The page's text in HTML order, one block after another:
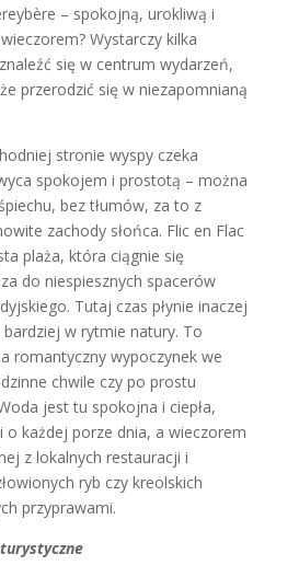
– spokojną, urokliwą i
Wystarczy kilka
się w centrum wydarzeń,
przerodzić się w niezapomnianą
stronie wyspy czeka
spokojem i prostotą – można
bez tłumów, za to z
zachody słońca. Flic en Flac
plaża, która ciągnie się
do niespiesznych spacerów
Tutaj czas płynie inaczej
bardziej w rytmie natury. To
romantyczny wypoczynek we
chwile czy po prostu
jest tu spokojna i ciepła,
o każdej porze dnia, a wieczorem
z lokalnych restauracji i
ryb czy kreolskich
przyprawami.